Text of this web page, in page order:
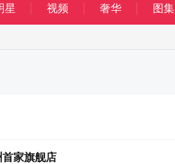
星 视频 奢华 图集
家旗舰店